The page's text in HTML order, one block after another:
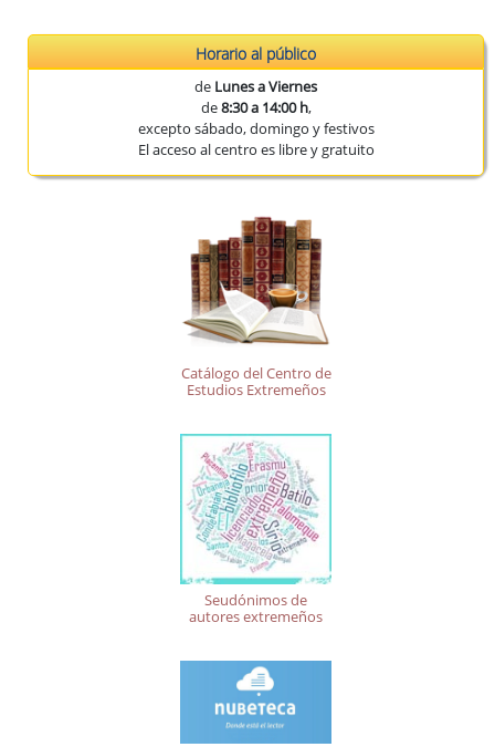
La Reex en BD BibliográficasHorario al público
de Lunes a Viernes
de8:30 a 14:00 h,
excepto sábado, domingo y festivos
El acceso al centro es libre y gratuito
Catálogo del Centro de
Estudios Extremeños
Seudónimos de
autores extremeños